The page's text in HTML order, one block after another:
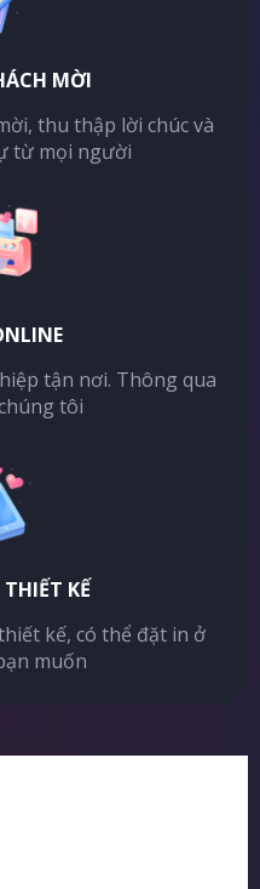
MỜI
thu thập lời chúc và
từ mọi người
tận nơi. Thông qua
tôi
KẾ
kế, có thể đặt in ở
muốn